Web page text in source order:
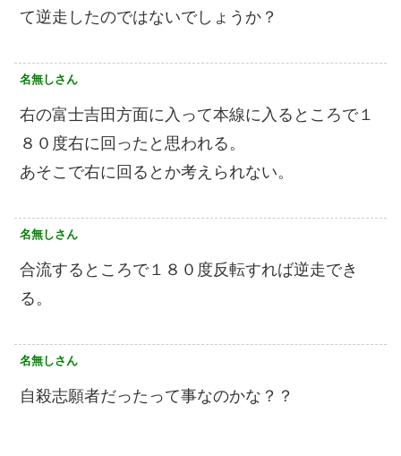
て逆走したのではないでしょうか？
名無しさん
右の富士吉田方面に入って本線に入るところで１
８０度右に回ったと思われる。
あそこで右に回るとか考えられない。
名無しさん
合流するところで１８０度反転すれば逆走でき
る。
名無しさん
自殺志願者だったって事なのかな？？